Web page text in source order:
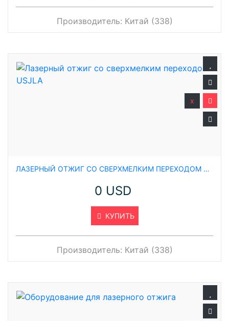
Производитель: Китай (338)
ЛАЗЕРНЫЙ ОТЖИГ СО СВЕРХМЕЛКИМ ПЕРЕХОДОМ USJLA
0 USD
КУПИТЬ
x
Производитель: Китай (338)